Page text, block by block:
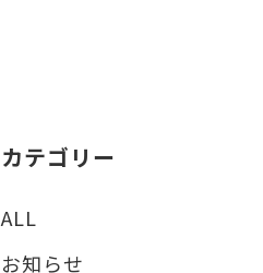
カテゴリー
ALL
お知らせ